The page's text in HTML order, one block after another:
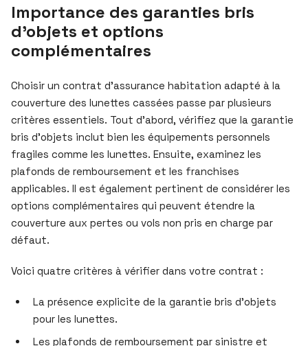
Importance des garanties bris
d’objets et options
complémentaires
Choisir un contrat d’assurance habitation adapté à la
couverture des lunettes cassées passe par plusieurs
critères essentiels. Tout d’abord, vérifiez que la garantie
bris d’objets inclut bien les équipements personnels
fragiles comme les lunettes. Ensuite, examinez les
plafonds de remboursement et les franchises
applicables. Il est également pertinent de considérer les
options complémentaires qui peuvent étendre la
couverture aux pertes ou vols non pris en charge par
défaut.
Voici quatre critères à vérifier dans votre contrat :
La présence explicite de la garantie bris d’objets
pour les lunettes.
Les plafonds de remboursement par sinistre et